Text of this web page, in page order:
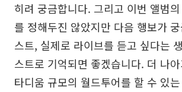
히려 궁금합니다. 그리고 이번 앨범
를 정해두진 않았지만 다음 행보가
스트, 실제로 라이브를 듣고 싶다는
스트로 기억되면 좋겠습니다. 더 나
타디움 규모의 월드투어를 할 수 있